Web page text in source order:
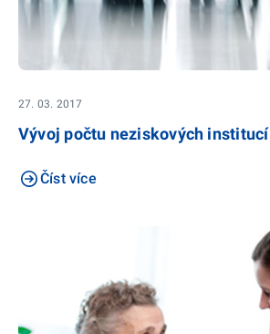
27. 03. 2017
Vývoj počtu neziskových institucí
Číst více